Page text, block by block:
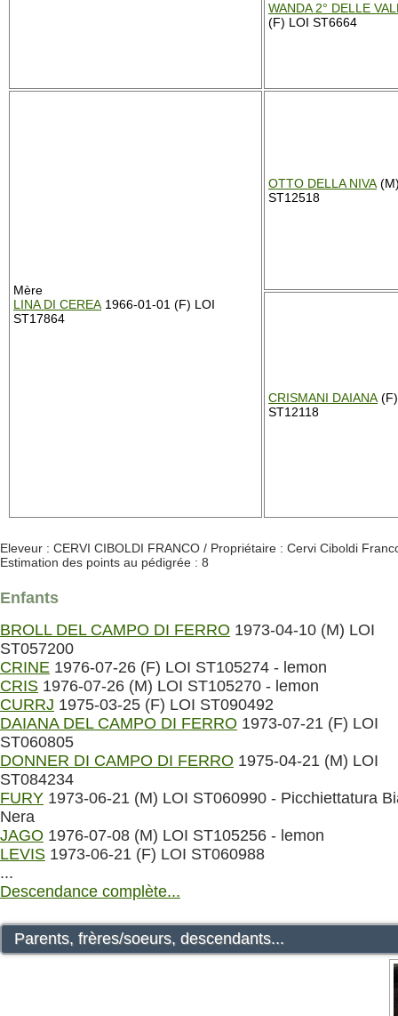
WANDA 2° DELLE
(F) LOI ST6664
Mère
LINA DI CEREA 1966-01-01 (F) LOI
ST17864
OTTO DELLA NIVA
ST12518
CRISMANI DAIANA
ST12118
Eleveur : CERVI CIBOLDI FRANCO / Propriétaire : Cervi Ciboldi
Estimation des points au pédigrée : 8
Enfants
BROLL DEL CAMPO DI FERRO 1973-04-10 (M) LOI
ST057200
CRINE 1976-07-26 (F) LOI ST105274 - lemon
CRIS 1976-07-26 (M) LOI ST105270 - lemon
CURRJ 1975-03-25 (F) LOI ST090492
DAIANA DEL CAMPO DI FERRO 1973-07-21 (F) LOI
ST060805
DONNER DI CAMPO DI FERRO 1975-04-21 (M) LOI
ST084234
FURY 1973-06-21 (M) LOI ST060990 - Picchiettatura
Nera
JAGO 1976-07-08 (M) LOI ST105256 - lemon
LEVIS 1973-06-21 (F) LOI ST060988
...
Descendance complète...
Parents, frères/soeurs, descendants...